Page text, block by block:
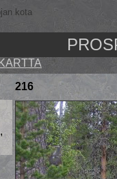
kota
KARTTA
216